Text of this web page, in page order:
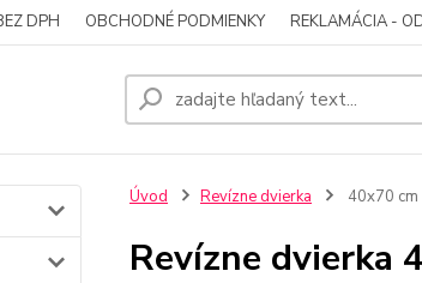
DPH OBCHODNÉ PODMIENKY REKLAMÁCIA -
Úvod Revízne dvierka 40x70 cm
Revízne dvierka